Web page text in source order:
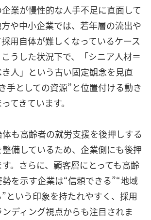
業が慢性的な人手不足に直面して
や中小企業では、若年層の流出や
用自体が難しくなっているケース
うした状況下で、「シニア人材＝
人」という古い固定観念を見直
手としての資源”と位置付ける動き
てきています。
も高齢者の就労支援を後押しする
備しているため、企業側にも後押
。さらに、顧客層にとっても高齢
を示す企業は“信頼できる”“地域
という印象を持たれやすく、採用
ディング視点からも注目されま